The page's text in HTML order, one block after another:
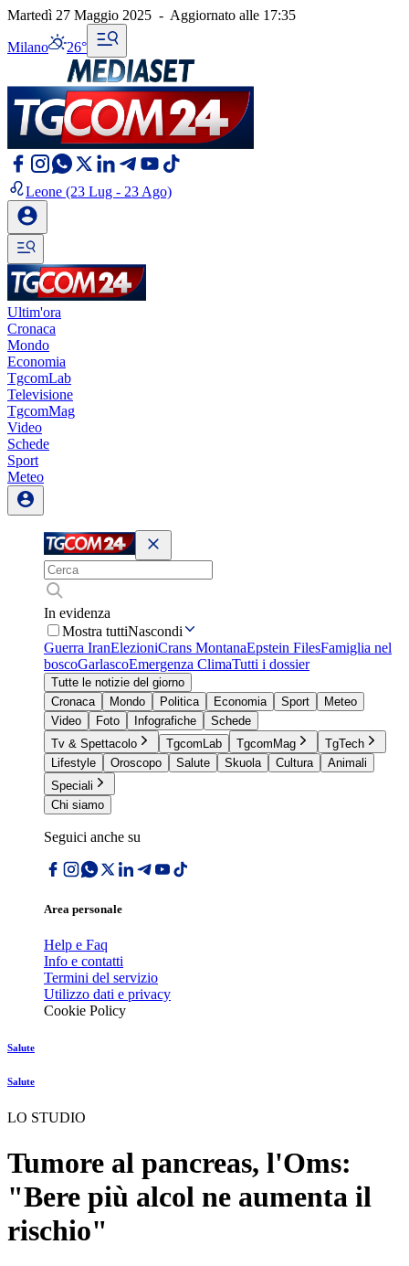
Martedì 27 Maggio 2025 - Aggiornato alle 17:35
Milano 26°
Leone (23 Lug - 23 Ago)
Ultim'ora
Cronaca
Mondo
Economia
TgcomLab
Televisione
TgcomMag
Video
Schede
Sport
Meteo
In evidenza
Mostra tuttiNascondi
Guerra IranElezioniCrans MontanaEpstein FilesFamiglia nel
boscoGarlascoEmergenza ClimaTutti i dossier
Tutte le notizie del giorno
Cronaca
Mondo Politica Economia Sport
Meteo
Video
Foto Infografiche
Schede
Tv & Spettacolo
TgcomLab TgcomMag
TgTech
Lifestyle
Oroscopo Salute Skuola Cultura
Animali
Speciali
Chi siamo
Seguici anche su
Area personale
Help e Faq
Info e contatti
Termini del servizio
Utilizzo dati e privacy
Cookie Policy
Salute
Salute
LO STUDIO
Tumore al pancreas, l'Oms:
"Bere più alcol ne aumenta il
rischio"